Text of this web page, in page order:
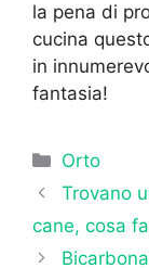
la pena di
cucina
in
fantasia!
Categorie
Orto
Trovano
cane, cosa